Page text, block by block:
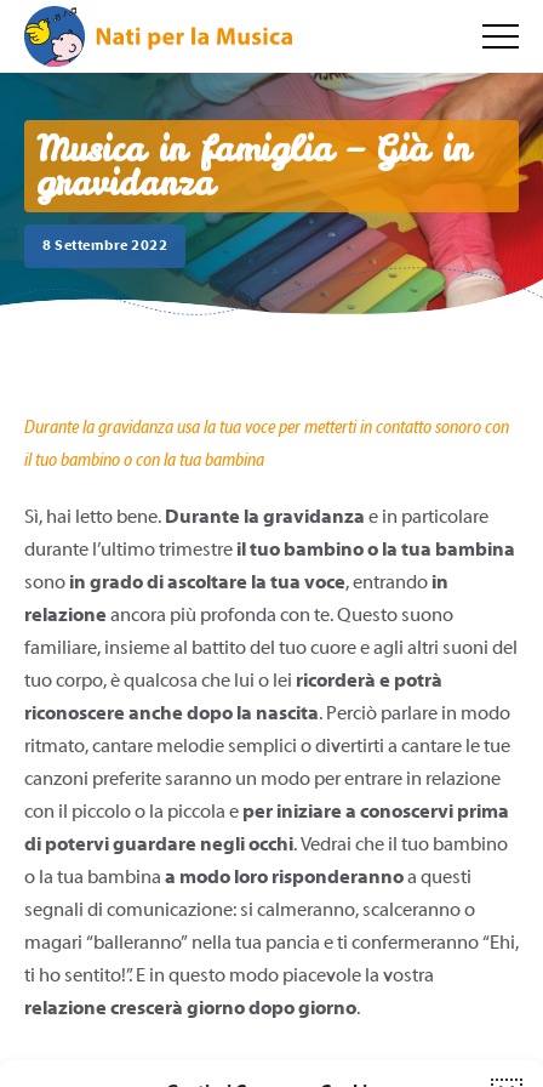
Musica in famiglia – Già in
gravidanza
8 Settembre 2022
Durante la gravidanza usa la tua voce per metterti in contatto sonoro con
il tuo bambino o con la tua bambina
Sì, hai letto bene. Durante la gravidanza e in particolare
durante l’ultimo trimestre il tuo bambino o la tua bambina
sono in grado di ascoltare la tua voce, entrando in
relazione ancora più profonda con te. Questo suono
familiare, insieme al battito del tuo cuore e agli altri suoni del
tuo corpo, è qualcosa che lui o lei ricorderà e potrà
riconoscere anche dopo la nascita. Perciò parlare in modo
ritmato, cantare melodie semplici o divertirti a cantare le tue
canzoni preferite saranno un modo per entrare in relazione
con il piccolo o la piccola e per iniziare a conoscervi prima
di potervi guardare negli occhi. Vedrai che il tuo bambino
o la tua bambina a modo loro risponderannoa questi
segnali di comunicazione: si calmeranno, scalceranno o
magari “balleranno” nella tua pancia e ti confermeranno “Ehi,
ti ho sentito!”. E in questo modo piacevole la vostra
relazione crescerà giorno dopo giorno.